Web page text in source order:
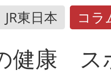
JR東日本 コラ
健康 ス